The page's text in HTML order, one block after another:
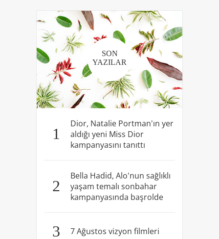
SON
YAZILAR
1
Dior, Natalie Portman'ın yer
aldığı yeni Miss Dior
kampanyasını tanıttı
2
Bella Hadid, Alo'nun sağlıklı
yaşam temalı sonbahar
kampanyasında başrolde
3 7 Ağustos vizyon filmleri